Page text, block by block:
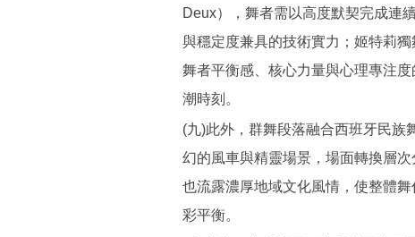
Deux），舞者需以高度默契完成連
與穩定度兼具的技術實力；姬特莉
舞者平衡感、核心力量與心理專注
潮時刻。
(九)此外，群舞段落融合西班牙民族
幻的風車與精靈場景，場面轉換層
也流露濃厚地域文化風情，使整體
彩平衡。